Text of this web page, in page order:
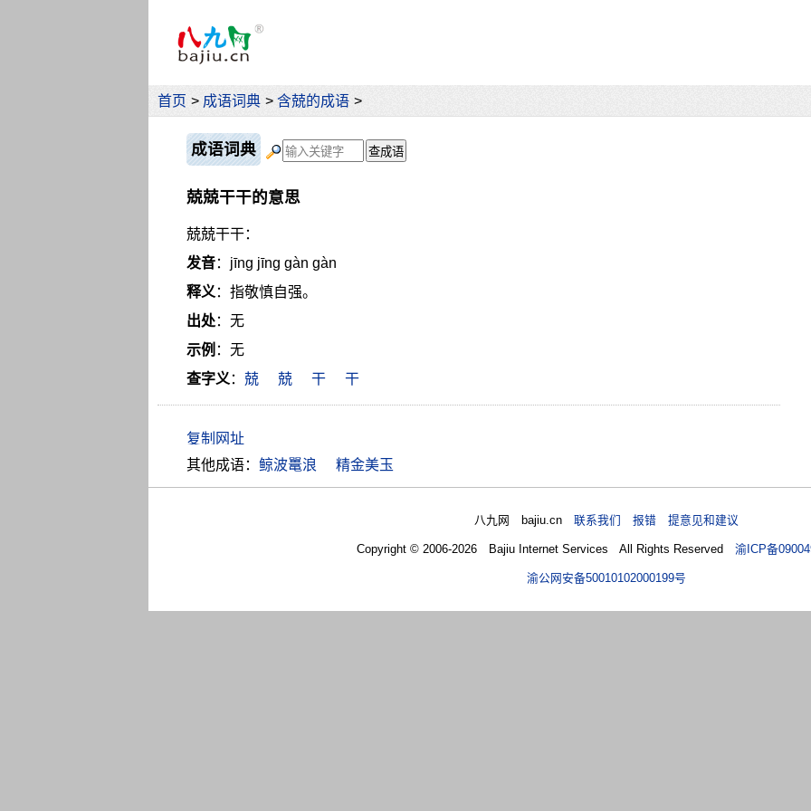
首页 > 成语词典 > 含兢的成语 >
成语词典
兢兢干干的意思
兢兢干干：
发音：jīng jīng gàn gàn
释义 ：指敬慎自强。
出处：无
示例 ：无
查字义 ： 兢 兢 干 干
其他成语： 鲸波鼍浪 精金美玉
八九网 bajiu.cn联系我们 报错 提意见和建议
Copyright © 2006-2026 Bajiu Internet Services All Rights Reserved 渝ICP备
渝公网安备50010102000199号